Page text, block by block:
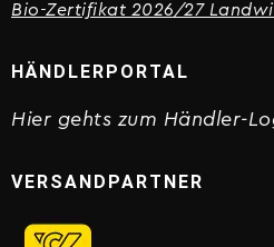
HÄNDLERPORTAL
Hier gehts zum Händler-
VERSANDPARTNER
Bio-Zertifikat 2026/27